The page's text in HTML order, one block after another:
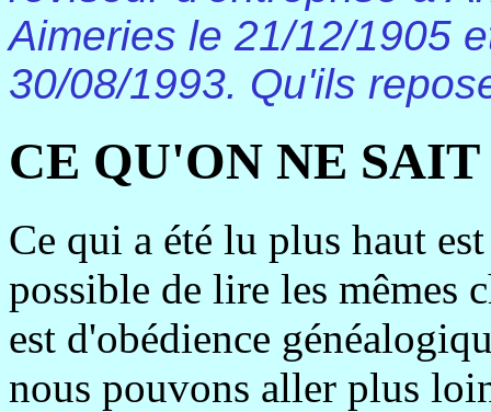
Aimeries le 21/12/1905
30/08/1993. Qu'ils
CE QU'ON NE SAIT
Ce qui a été lu plus haut
possible de lire les mêmes
est d'obédience
nous pouvons aller plus